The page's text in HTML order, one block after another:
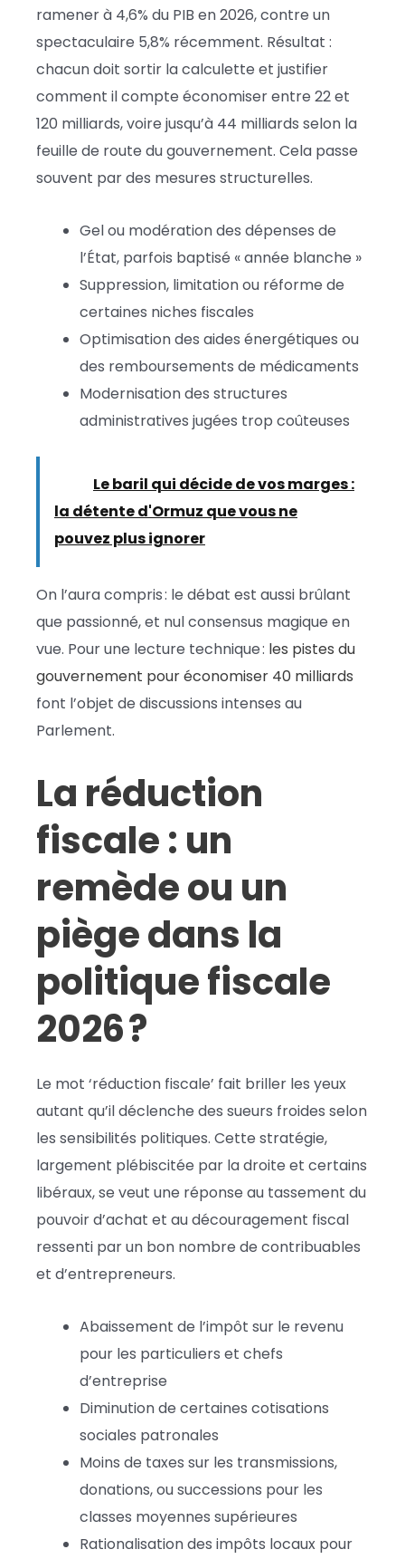
ramener à 4,6% du PIB en 2026, contre un
spectaculaire 5,8% récemment. Résultat :
chacun doit sortir la calculette et justifier
comment il compte économiser entre 22 et
120 milliards, voire jusqu’à 44 milliards selon la
feuille de route du gouvernement. Cela passe
souvent par des mesures structurelles.
Gel ou modération des dépenses de
l’État, parfois baptisé « année blanche »
Suppression, limitation ou réforme de
certaines niches fiscales
Optimisation des aides énergétiques ou
des remboursements de médicaments
Modernisation des structures
administratives jugées trop coûteuses
Le baril qui décide de vos marges :
la détente d'Ormuz que vous ne
pouvez plus ignorer
On l’aura compris : le débat est aussi brûlant
que passionné, et nul consensus magique en
vue. Pour une lecture technique : les pistes du
gouvernement pour économiser 40 milliards
font l’objet de discussions intenses au
Parlement.
La réduction
fiscale : un
remède ou un
piège dans la
politique fiscale
2026 ?
Le mot ‘réduction fiscale’ fait briller les yeux
autant qu’il déclenche des sueurs froides selon
les sensibilités politiques. Cette stratégie,
largement plébiscitée par la droite et certains
libéraux, se veut une réponse au tassement du
pouvoir d’achat et au découragement fiscal
ressenti par un bon nombre de contribuables
et d’entrepreneurs.
Abaissement de l’impôt sur le revenu
pour les particuliers et chefs
d’entreprise
Diminution de certaines cotisations
sociales patronales
Moins de taxes sur les transmissions,
donations, ou successions pour les
classes moyennes supérieures
Rationalisation des impôts locaux pour